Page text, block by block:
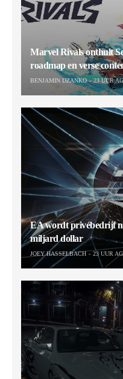
Marvel Rivals onthult
roadmap en verse
BENJAMIN DZANKO 23 UUR
EA wordt privébedrijf
miljard dollar
JOEY HASSELBACH 23 UUR